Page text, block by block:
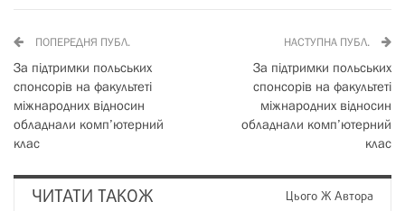
ПОПЕРЕДНЯ ПУБЛ.
За підтримки польських
спонсорів на факультеті
міжнародних відносин
обладнали комп’ютерний
клас
НАСТУПНА ПУБЛ.
За підтримки польських
спонсорів на факультеті
міжнародних відносин
обладнали комп’ютерний
клас
ЧИТАТИ ТАКОЖ Цього Ж Автора